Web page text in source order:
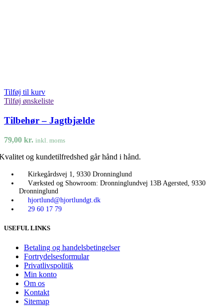
Tilføj til kurv
Tilføj ønskeliste
Tilbehør – Jagtbjælde
79,00 kr. inkl. moms
og kundetilfredshed går hånd i hånd.
Kirkegårdsvej 1, 9330 Dronninglund
Værksted og Showroom: Dronninglundvej 13B Agersted, 9330
Dronninglund
hjortlund@hjortlundgt.dk
29 60 17 79
USEFUL LINKS
Betaling og handelsbetingelser
Fortrydelsesformular
Privatlivspolitik
Min konto
Om os
Kontakt
Sitemap